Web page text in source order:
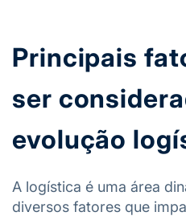
Principais
ser
evolução
A logística é uma área
diversos fatores que